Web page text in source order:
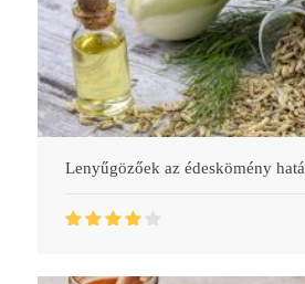
Lenyűgözőek az édeskömény